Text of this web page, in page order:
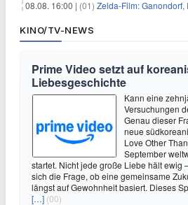
08.08. 16:00 | (01) Zelda-Film: Ganondorf, Impa
KINO/TV-NEWS
Prime Video setzt auf
Liebesgeschichte
Kann eine
Versuchungen
Genau dieser
neue
Love Other
September
startet. Nicht jede große Liebe hält ewig
sich die Frage, ob eine gemeinsame
längst auf Gewohnheit basiert. Dieses
[…] (00)